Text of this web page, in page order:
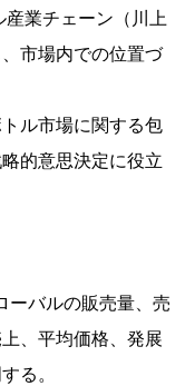
産業チェーン（川上
市場内での位置づ
ル市場に関する包
的意思決定に役立
ーバルの販売量、売
、平均価格、発展
る。